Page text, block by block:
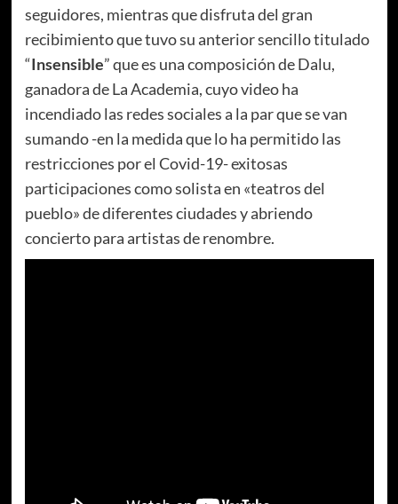
seguidores, mientras que disfruta del gran
recibimiento que tuvo su anterior sencillo titulado
“Insensible” que es una composición de Dalu,
ganadora de La Academia, cuyo video ha
incendiado las redes sociales a la par que se van
sumando -en la medida que lo ha permitido las
restricciones por el Covid-19- exitosas
participaciones como solista en «teatros del
pueblo» de diferentes ciudades y abriendo
concierto para artistas de renombre.